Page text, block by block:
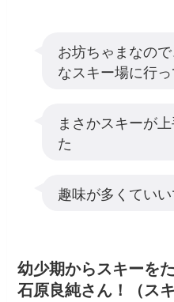
お坊ちゃまなの
なスキー場に行
まさかスキーが
た
趣味が多くてい
幼少期からスキーを
石原良純さん！（スキ